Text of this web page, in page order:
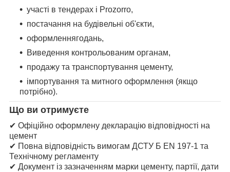
участі в тендерах і Prozorro,
постачання на будівельні об'єкти,
оформленнягодань,
Виведення контрольованим органам,
продажу та транспортування цементу,
імпортування та митного оформлення (якщо
потрібно).
Що ви отримуєте
✔ Офіційно оформлену декларацію відповідності на
цемент
✔ Повна відповідність вимогам ДСТУ Б EN 197-1 та
Технічному регламенту
✔ Документ із зазначенням марки цементу, партії, дати